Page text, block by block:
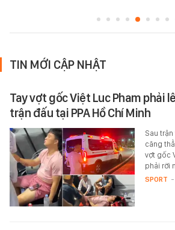
TIN MỚI CẬP NHẬT
Tay vợt gốc Việt Luc Pham phải
trận đấu tại PPA Hồ Chí Minh
Sau
căng
vợt gốc
phải rời
SPORT -